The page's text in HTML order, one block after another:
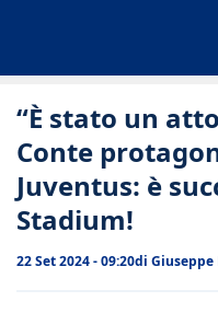
“È stato un
Conte
Juventus: è
Stadium!
22 Set 2024 - 09:20di Giuseppe